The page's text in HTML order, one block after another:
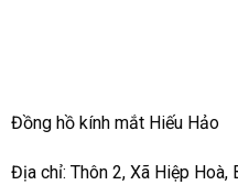
Đồng hồ kính mắt Hiếu Hảo
Địa chỉ: Thôn 2, Xã Hiệp Hoà,